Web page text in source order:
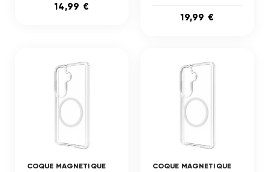
14,99 €
19,99 €
COQUE MAGNETIQUE
COQUE MAGNETIQUE